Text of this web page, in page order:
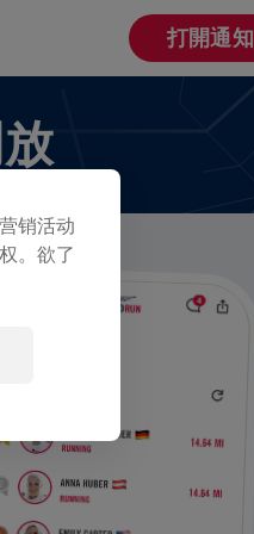
打開通知
销活动
。欲了